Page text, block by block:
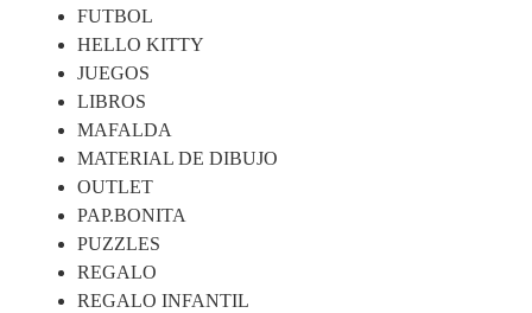
FUTBOL
HELLO KITTY
JUEGOS
LIBROS
MAFALDA
MATERIAL DE DIBUJO
OUTLET
PAP.BONITA
PUZZLES
REGALO
REGALO INFANTIL